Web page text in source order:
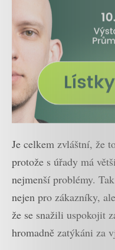
Je celkem zvláštní, že
protože s úřady má
nejmenší problémy.
nejen pro zákazníky,
že se snažili uspokojit
hromadně zatýkáni za